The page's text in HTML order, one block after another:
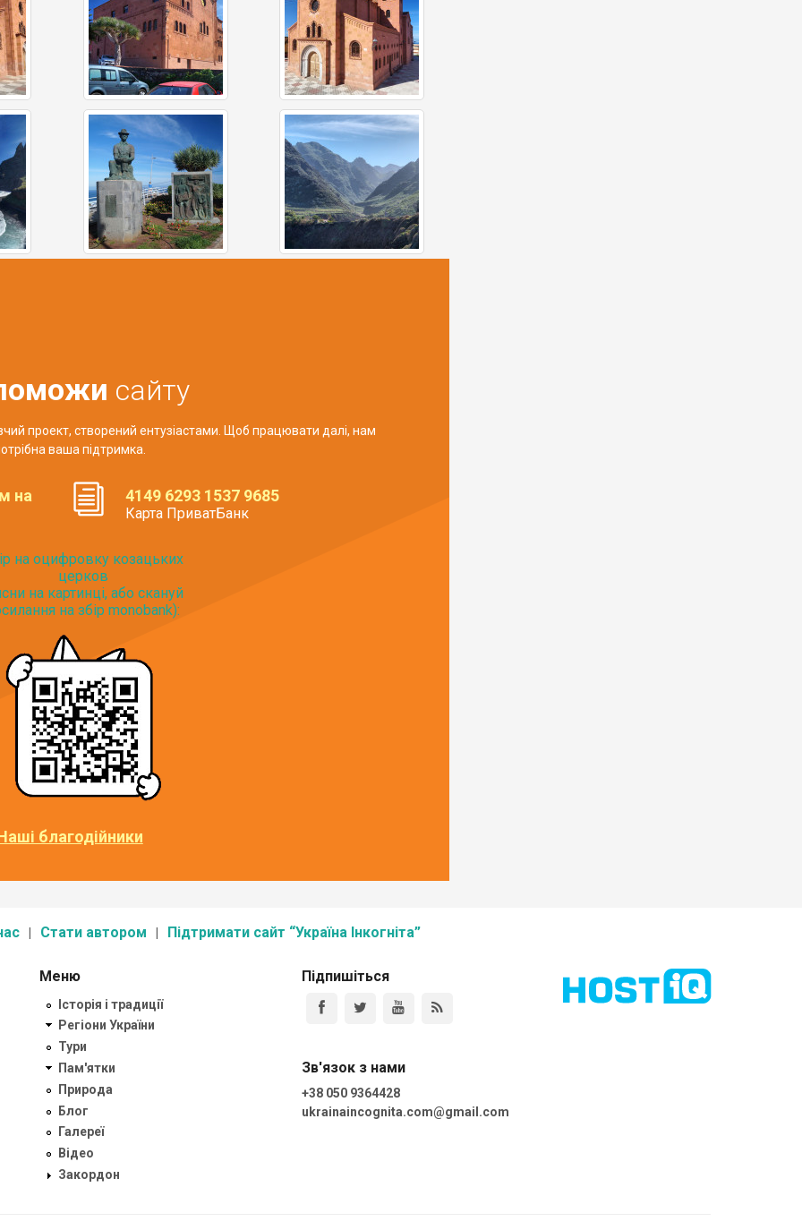
сайту
проект, створений ентузіастами. Щоб працювати далі, нам
ваша підтримка.
на 4149 6293 1537 9685
Карта ПриватБанк
на оцифровку козацьких
церков
на картинці, або скануй
на збір monobank):
благодійники
Стати автором Підтримати сайт “Україна Інкогніта”
Меню
Історія і традиції
Регіони України
Тури
Пам'ятки
Природа
Блог
Галереї
Відео
Закордон
Підпишіться
Зв'язок з нами
+38 050 9364428
ukrainaincognita.com@gmail.com